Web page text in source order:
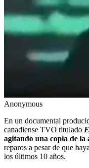
Anonymous
En un documental
canadiense TVO titulado
agitando una copia de la
reparos a pesar de que
los últimos 10 años.